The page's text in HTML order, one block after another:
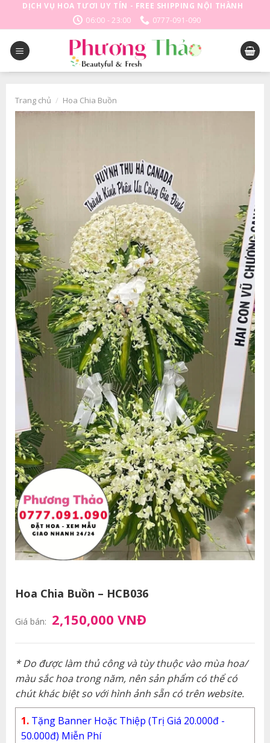
DỊCH VỤ HOA TƯƠI UY TÍN - FREE SHIPPING NỘI THÀNH
06:00 - 23:00
0777-091-090
Trang chủ / Hoa Chia Buồn
Hoa Chia Buồn – HCB036
Giá bán: 2,150,000 VNĐ
* Do được làm thủ công và tùy thuộc vào mùa hoa/
màu sắc hoa trong năm, nên sản phẩm có thể có
chút khác biệt so với hình ảnh sẵn có trên website.
1. Tặng Banner Hoặc Thiệp (Trị Giá 20.000đ -
50.000đ) Miễn Phí